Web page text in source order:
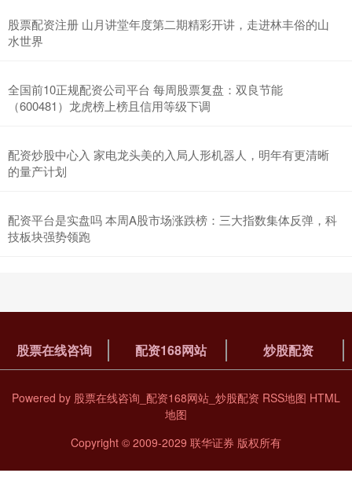
股票配资注册 山月讲堂年度第二期精彩开讲，走进林丰俗的山
水世界
全国前10正规配资公司平台 每周股票复盘：双良节能
（600481）龙虎榜上榜且信用等级下调
配资炒股中心入 家电龙头美的入局人形机器人，明年有更清晰
的量产计划
配资平台是实盘吗 本周A股市场涨跌榜：三大指数集体反弹，科
技板块强势领跑
股票在线咨询 配资168网站 炒股配资
Powered by 股票在线咨询_配资168网站_炒股配资 RSS地图 HTML
地图
Copyright © 2009-2029 联华证券 版权所有